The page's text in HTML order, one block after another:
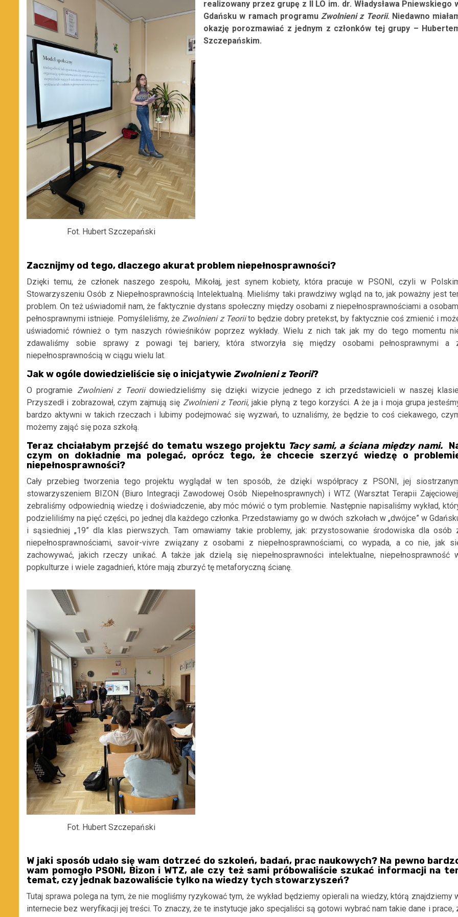
Fot. Hubert Szczepański
realizowany przez grupę z II LO im. dr. Władysława Pniewskiego
Gdańsku w ramach programu Zwolnieni z Teorii. Niedawno
okazję porozmawiać z jednym z członków tej grupy –
Szczepańskim.
Zacznijmy od tego, dlaczego akurat problem niepełnosprawności?
Dzięki temu, że członek naszego zespołu, Mikołaj, jest synem kobiety, która pracuje w PSONI, czyli w
Stowarzyszeniu Osób z Niepełnosprawnością Intelektualną. Mieliśmy taki prawdziwy wgląd na to, jak poważny jest
problem. On też uświadomił nam, że faktycznie dystans społeczny między osobami z niepełnosprawnościami a
pełnosprawnymi istnieje. Pomyśleliśmy, że Zwolnieni z Teoriito będzie dobry pretekst, by faktycznie coś zmienić i
uświadomić również o tym naszych rówieśników poprzez wykłady. Wielu z nich tak jak my do tego momentu
zdawaliśmy sobie sprawy z powagi tej bariery, która stworzyła się między osobami pełnosprawnymi a
niepełnosprawnością w ciągu wielu lat.
Jak w ogóle dowiedzieliście się o inicjatywieZwolnieni z Teorii?
O programie Zwolnieni z Teoriidowiedzieliśmy się dzięki wizycie jednego z ich przedstawicieli w naszej
Przyszedł i zobrazował, czym zajmują się Zwolnieni z Teorii, jakie płyną z tego korzyści. A że ja i moja grupa
bardzo aktywni w takich rzeczach i lubimy podejmować się wyzwań, to uznaliśmy, że będzie to coś ciekawego,
możemy zająć się poza szkołą.
Teraz chciałabym przejść do tematu wszego projektu Tacy sami, a ściana między nami.
czym on dokładnie ma polegać, oprócz tego, że chcecie szerzyć wiedzę o
niepełnosprawności?
Cały przebieg tworzenia tego projektu wyglądał w ten sposób, że dzięki współpracy z PSONI, jej
stowarzyszeniem BIZON (Biuro Integracji Zawodowej Osób Niepełnosprawnych) i WTZ (Warsztat Terapii
zebraliśmy odpowiednią wiedzę i doświadczenie, aby móc mówić o tym problemie. Następnie napisaliśmy wykład,
podzieliliśmy na pięć części, po jednej dla każdego członka. Przedstawiamy go w dwóch szkołach w „dwójce” w
i sąsiedniej „19” dla klas pierwszych. Tam omawiamy takie problemy, jak: przystosowanie środowiska dla osób
niepełnosprawnościami, savoir-vivre związany z osobami z niepełnosprawnościami, co wypada, a co nie, jak
zachowywać, jakich rzeczy unikać. A także jak dzielą się niepełnosprawności intelektualne, niepełnosprawność
popkulturze i wiele zagadnień, które mają zburzyć tę metaforyczną ścianę.
Fot. Hubert Szczepański
W jaki sposób udało się wam dotrzeć do szkoleń, badań, prac naukowych? Na pewno
wam pomogło PSONI, Bizon i WTZ, ale czy też sami próbowaliście szukać informacji na
temat, czy jednak bazowaliście tylko na wiedzy tych stowarzyszeń?
Tutaj sprawa polega na tym, że nie mogliśmy ryzykować tym, że wykład będziemy opierali na wiedzy, którą znajdziemy
internecie bez weryfikacji jej treści. To znaczy, że te instytucje jako specjaliści są gotowi wybrać nam takie dane i prace,